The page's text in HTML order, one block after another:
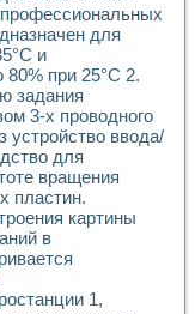
принимаемых решений в
систем» и
электрических
характеристик на
теории Коммутации
работы
в среде
проекта
практикумов
и
практикума по
по электротехнике
для
и
80% при 25°С 2.
задания
3-х проводного
устройство ввода/
для
вращения
пластин.
картины
в
1,